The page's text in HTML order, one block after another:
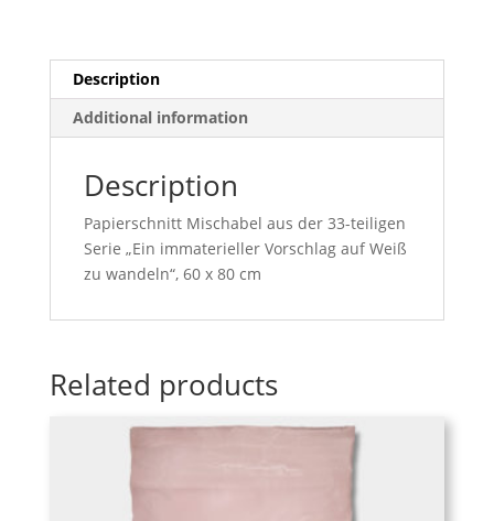
Description
Additional information
Description
Papierschnitt Mischabel aus der 33-teiligen
Serie „Ein immaterieller Vorschlag auf Weiß
zu wandeln“, 60 x 80 cm
Related products